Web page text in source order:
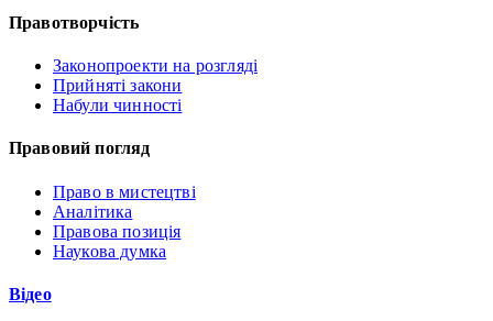
Правотворчість
Законопроекти на розгляді
Прийняті закони
Набули чинності
Правовий погляд
Право в мистецтві
Аналітика
Правова позиція
Наукова думка
Відео